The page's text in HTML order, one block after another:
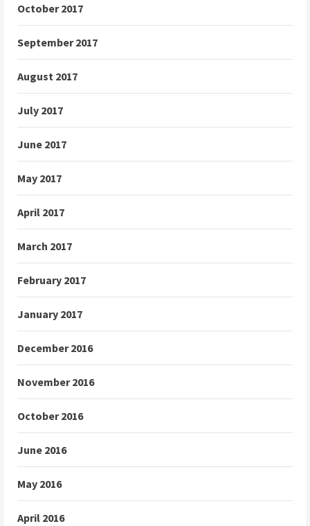
October 2017
September 2017
August 2017
July 2017
June 2017
May 2017
April 2017
March 2017
February 2017
January 2017
December 2016
November 2016
October 2016
June 2016
May 2016
April 2016